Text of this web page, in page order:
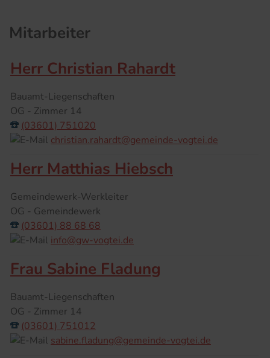
Mitarbeiter
Herr Christian Rahardt
Bauamt-Liegenschaften
OG - Zimmer 14
(03601) 751020
christian.rahardt@gemeinde-vogtei.de
Herr Matthias Hiebsch
Gemeindewerk-Werkleiter
OG - Gemeindewerk
(03601) 88 68 68
info@gw-vogtei.de
Frau Sabine Fladung
Bauamt-Liegenschaften
OG - Zimmer 14
(03601) 751012
sabine.fladung@gemeinde-vogtei.de